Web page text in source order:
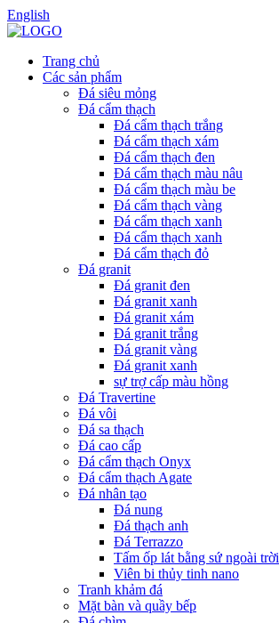
English
Trang chủ
Các sản phẩm
Đá siêu mỏng
Đá cẩm thạch
Đá cẩm thạch trắng
Đá cẩm thạch xám
Đá cẩm thạch đen
Đá cẩm thạch màu nâu
Đá cẩm thạch màu be
Đá cẩm thạch vàng
Đá cẩm thạch xanh
Đá cẩm thạch xanh
Đá cẩm thạch đỏ
Đá granit
Đá granit đen
Đá granit xanh
Đá granit xám
Đá granit trắng
Đá granit vàng
Đá granit xanh
sự trợ cấp màu hồng
Đá Travertine
Đá vôi
Đá sa thạch
Đá cao cấp
Đá cẩm thạch Onyx
Đá cẩm thạch Agate
Đá nhân tạo
Đá nung
Đá thạch anh
Đá Terrazzo
Tấm ốp lát bằng sứ ngoài trời
Viên bi thủy tinh nano
Tranh khảm đá
Mặt bàn và quầy bếp